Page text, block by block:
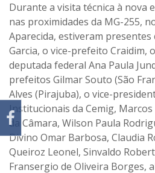
Durante a visita técnica à nova
nas proximidades da MG-255,
Aparecida, estiveram
Garcia, o vice-prefeito Craidim,
deputada federal Ana Paula
prefeitos Gilmar Souto (São
Alves (Pirajuba), o vice-
Institucionais da Cemig,
da Câmara, Wilson Paula
Divino Omar Barbosa, Claudia
Queiroz Leonel, Sinvaldo
Fransergio de Oliveira Borges,